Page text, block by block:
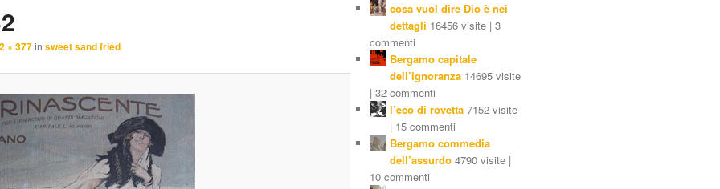
× 377in sweet sand fried
cosa vuol dire Dio è nei
dettagli 16456 visite | 3
commenti
Bergamo capitale
dell’ignoranza 14695 visite
| 32 commenti
l’eco di rovetta 7152 visite
| 15 commenti
Bergamo commedia
dell’assurdo 4790 visite |
10 commenti